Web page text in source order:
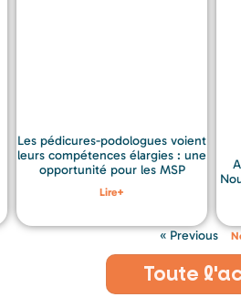
Les pédicures-podologues voient
leurs compétences élargies : une
opportunité pour les MSP
Lire+
« Previous
Toute